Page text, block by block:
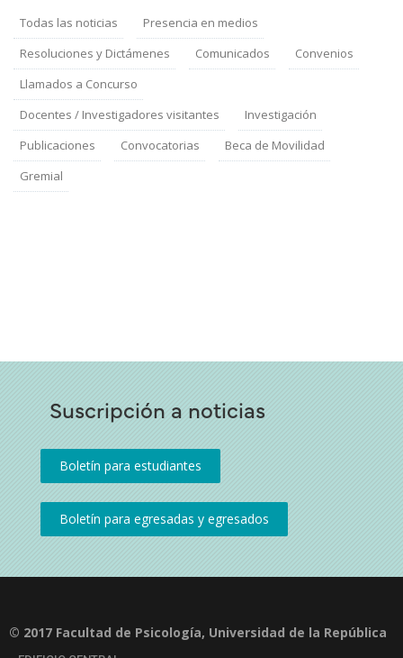
Todas las noticias
Presencia en medios
Resoluciones y Dictámenes
Comunicados
Convenios
Llamados a Concurso
Docentes / Investigadores visitantes
Investigación
Publicaciones
Convocatorias
Beca de Movilidad
Gremial
Suscripción a noticias
© 2017 Facultad de Psicología, Universidad de la República